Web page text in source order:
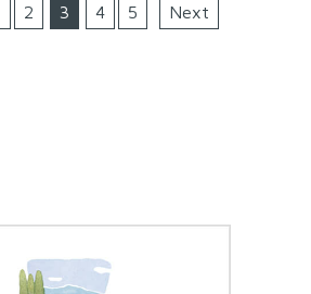
2 3 4 5 Next